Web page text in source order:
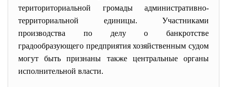
териториториальной громады административно-
территориальной единицы. Участниками
производства по делу о банкротстве
градообразующего предприятия хозяйственным судом
могут быть признаны также центральные органы
исполнительной власти.